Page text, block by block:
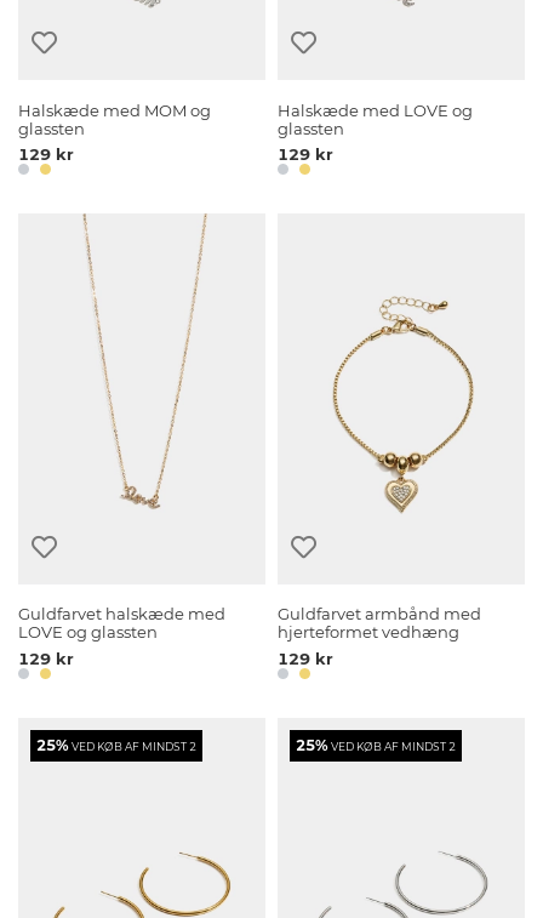
Halskæde med MOM og
glassten
129 kr
Halskæde med LOVE og
glassten
129 kr
Guldfarvet halskæde med
LOVE og glassten
129 kr
Guldfarvet armbånd med
hjerteformet vedhæng
129 kr
25%VED KØB AF MINDST 2 25%VED KØB AF MINDST 2